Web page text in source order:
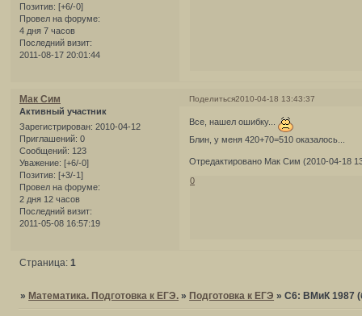
Позитив: [+6/-0]
Провел на форуме:
4 дня 7 часов
Последний визит:
2011-08-17 20:01:44
Поделиться2010-04-18 13:43:37
Мак Сим
Активный участник
Зарегистрирован: 2010-04-12
Приглашений: 0
Сообщений: 123
Уважение: [+6/-0]
Позитив: [+3/-1]
Провел на форуме:
2 дня 12 часов
Последний визит:
2011-05-08 16:57:19
Все, нашел ошибку...
Блин, у меня 420+70=510 оказалось...
Отредактировано Мак Сим (2010-04-18
0
Страница: 1
» Математика. Подготовка к ЕГЭ. » Подготовка к ЕГЭ »С6: ВМиК 1987